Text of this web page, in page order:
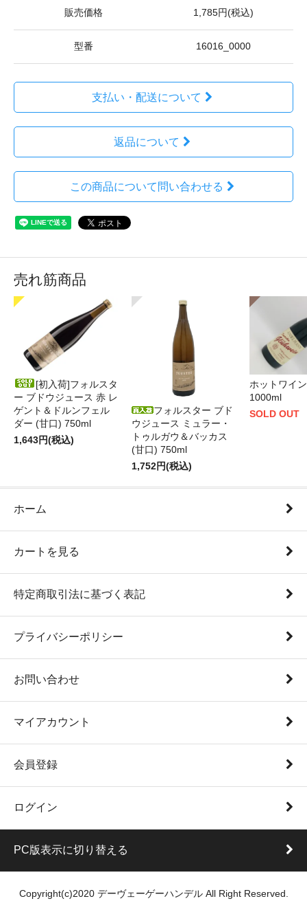
販売価格 1,785円(税込)
型番 16016_0000
支払い・配送について
返品について
この商品について問い合わせる
売れ筋商品
[初入荷]フォルスタ
ー ブドウジュース 赤 レ
ゲント＆ドルンフェル
ダー (甘口) 750ml
1,643円(税込)
フォルスター ブド
ウジュース ミュラー・
トゥルガウ＆バッカス
(甘口) 750ml
1,752円(税込)
ホットワイ
1000ml
SOLD OUT
ホーム
カートを見る
特定商取引法に基づく表記
プライバシーポリシー
お問い合わせ
マイアカウント
会員登録
ログイン
PC版表示に切り替える
Copyright(c)2020 デーヴェーゲーハンデル All Right Reserved.